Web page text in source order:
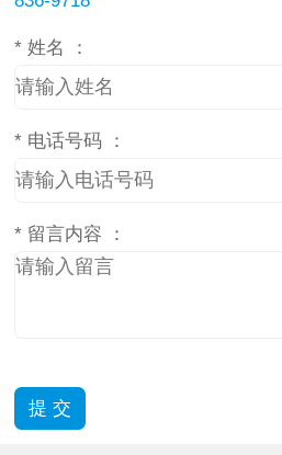
* 姓名 ：
* 电话号码 ：
* 留言内容 ：